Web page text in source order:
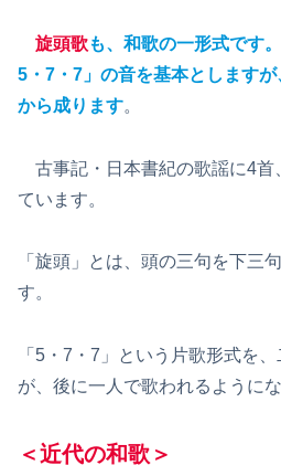
旋頭歌も、和歌の一形式です
5・7・7」の音を基本とします
から成ります。
古事記・日本書紀の歌謡に4首
ています。
「旋頭」とは、頭の三句を下三
す。
「5・7・7」という片歌形式を
が、後に一人で歌われるように
＜近代の和歌＞